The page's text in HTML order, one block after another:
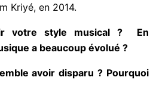
groupes mais j’ai débuté
votre style musical ? En
semble avoir disparu ?